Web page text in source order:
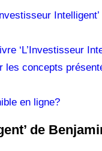
‘L’Investisseur
les concepts
en ligne?
de